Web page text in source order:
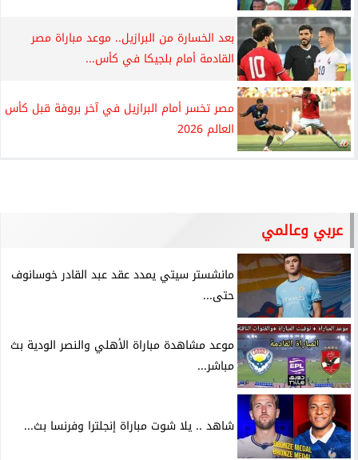
بعد الخسارة من البرازيل.. موعد مباراة مصر
القادمة أمام بلجيكا في كأس...
مصر تخسر أمام البرازيل في آخر بروفة قبل كأس
العالم 2026
عربي وعالمي
مانشستر سيتي يمدد عقد عبد القادر خوسانوف
حتى...
موعد مشاهدة مباراة الأهلي والنصر الودية بث
مباشر...
شاهد .. يلا شوت مباراة إنجلترا وفرنسا بث...